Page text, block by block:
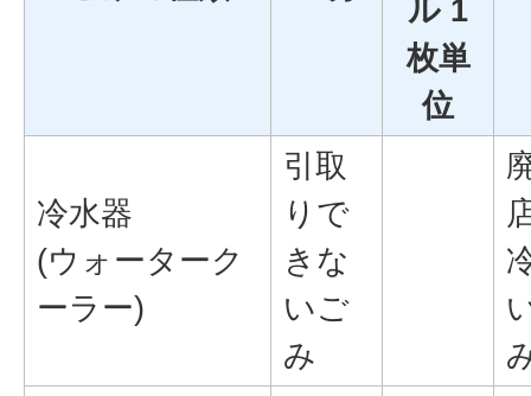
ル 1
枚単
位
冷水器
(ウォーターク
ーラー)
引取
りで
きな
いご
み